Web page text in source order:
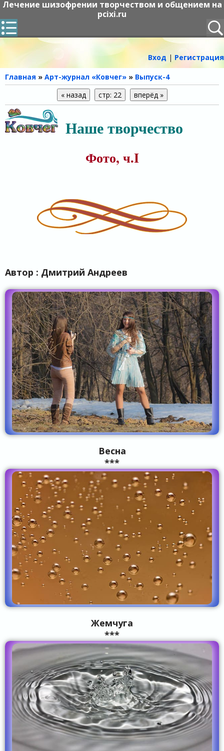
Лечение шизофрении творчеством и общением на
pcixi.ru
Вход | Регистрация
Главная » Арт-журнал «Ковчег» » Выпуск-4
Наше творчество
Фото, ч.I
Автор : Дмитрий Андреев
Весна
***
Жемчуга
***